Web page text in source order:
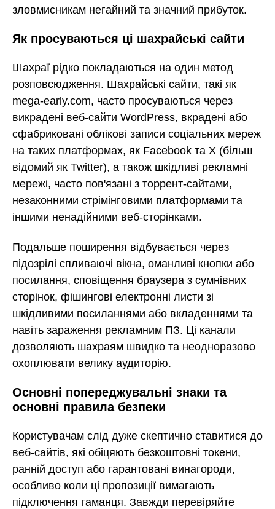
зловмисникам негайний та значний прибуток.
Як просуваються ці шахрайські сайти
Шахраї рідко покладаються на один метод
розповсюдження. Шахрайські сайти, такі як
mega-early.com, часто просуваються через
викрадені веб-сайти WordPress, вкрадені або
сфабриковані облікові записи соціальних мереж
на таких платформах, як Facebook та X (більш
відомий як Twitter), а також шкідливі рекламні
мережі, часто пов'язані з торрент-сайтами,
незаконними стрімінговими платформами та
іншими ненадійними веб-сторінками.
Подальше поширення відбувається через
підозрілі спливаючі вікна, оманливі кнопки або
посилання, сповіщення браузера з сумнівних
сторінок, фішингові електронні листи зі
шкідливими посиланнями або вкладеннями та
навіть зараження рекламним ПЗ. Ці канали
дозволяють шахраям швидко та неодноразово
охоплювати велику аудиторію.
Основні попереджувальні знаки та
основні правила безпеки
Користувачам слід дуже скептично ставитися до
веб-сайтів, які обіцяють безкоштовні токени,
ранній доступ або гарантовані винагороди,
особливо коли ці пропозиції вимагають
підключення гаманця. Завжди перевіряйте